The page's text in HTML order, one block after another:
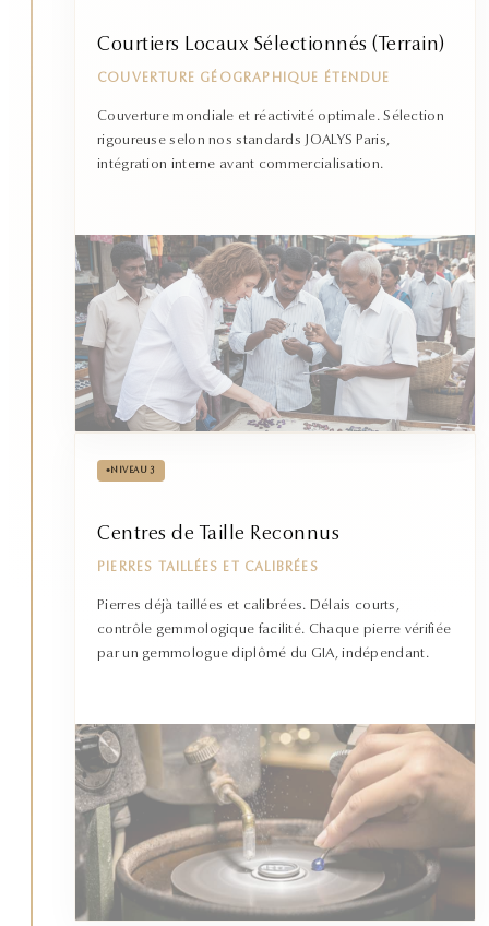
Courtiers Locaux Sélectionnés (Terrain)
COUVERTURE GÉOGRAPHIQUE ÉTENDUE
Couverture mondiale et réactivité optimale. Sélection
rigoureuse selon nos standards JOALYS Paris,
intégration interne avant commercialisation.
• NIVEAU 3
Centres de Taille Reconnus
PIERRES TAILLÉES ET CALIBRÉES
Pierres déjà taillées et calibrées. Délais courts,
contrôle gemmologique facilité. Chaque pierre vérifiée
par un gemmologue diplômé du GIA, indépendant.